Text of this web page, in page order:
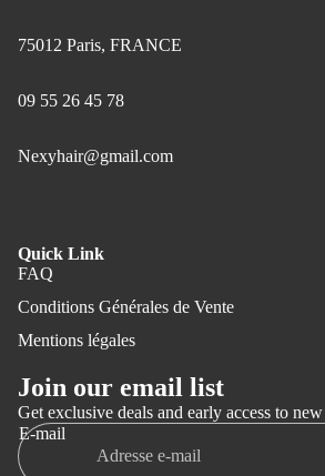
75012 Paris, FRANCE
09 55 26 45 78
Nexyhair@gmail.com
Quick Link
FAQ
Conditions Générales de Vente
Mentions légales
Join our email list
Get exclusive deals and early access to
E-mail